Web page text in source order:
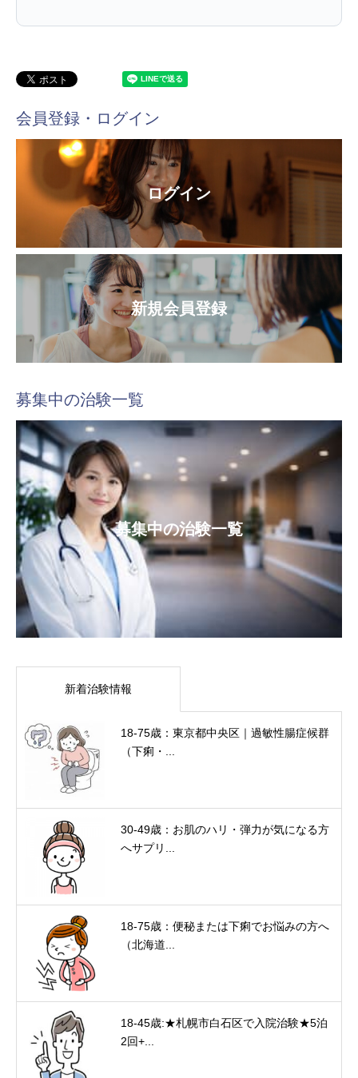
会員登録・ログイン
ログイン
新規会員登録
募集中の治験一覧
募集中の治験一覧
新着治験情報
18-75歳：東京都中央区｜過敏性腸症候群
（下痢・...
30-49歳：お肌のハリ・弾力が気になる方
へサプリ...
18-75歳：便秘または下痢でお悩みの方へ
（北海道...
18-45歳:★札幌市白石区で入院治験★5泊
2回+...